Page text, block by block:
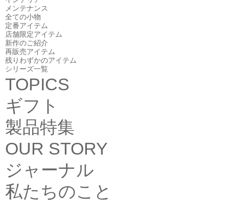
メンテナンス
全ての小物
定番アイテム
店舗限定アイテム
新作のご紹介
再販売アイテム
残りわずかのアイテム
シリーズ一覧
TOPICS
ギフト
製品特集
OUR STORY
ジャーナル
私たちのこと